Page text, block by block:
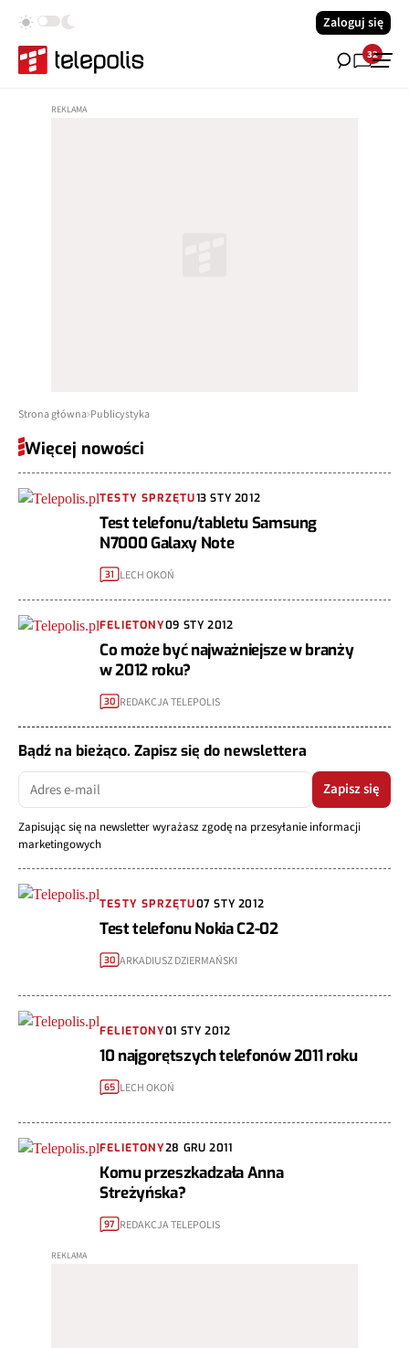
Zaloguj się
32
Strona główna Publicystyka
Więcej nowości
TESTY SPRZĘTU13 STY 2012
Test telefonu/tabletu Samsung
N7000 Galaxy Note
31 LECH OKOŃ
FELIETONY09 STY 2012
Co może być najważniejsze w branży
w 2012 roku?
30 REDAKCJA TELEPOLIS
Bądź na bieżąco. Zapisz się do newslettera
Zapisz się
Zapisując się na newsletter wyrażasz zgodę na przesyłanie informacji
marketingowych
TESTY SPRZĘTU07 STY 2012
Test telefonu Nokia C2-02
30 ARKADIUSZ DZIERMAŃSKI
FELIETONY01 STY 2012
10 najgorętszych telefonów 2011 roku
65 LECH OKOŃ
FELIETONY28 GRU 2011
Komu przeszkadzała Anna
Streżyńska?
97 REDAKCJA TELEPOLIS